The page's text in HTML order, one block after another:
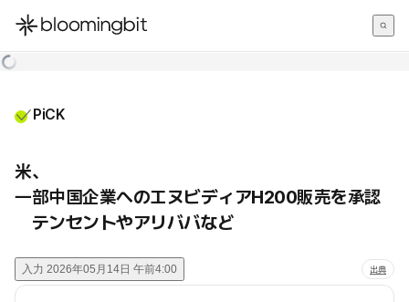
한국어
PiCK
米、
一部中国企業へのエヌビディアH200販売を承認
テンセントやアリババなど
入力 2026年05月14日 午前4:00 出典